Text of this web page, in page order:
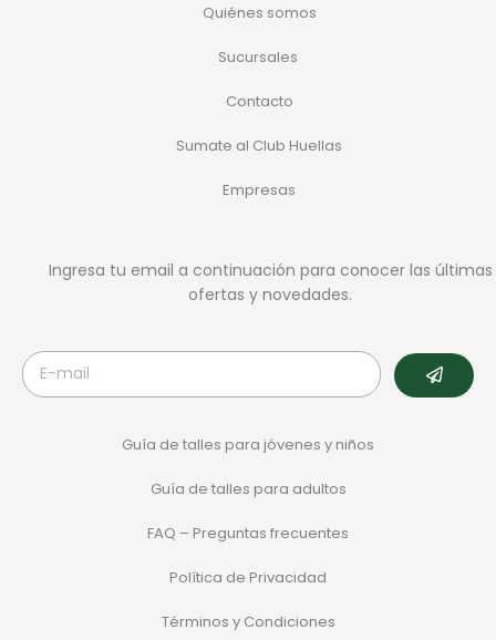
Quiénes somos
Sucursales
Contacto
Sumate al Club Huellas
Empresas
Ingresa tu email a continuación para conocer las últimas
ofertas y novedades.
Guía de talles para jóvenes y niños
Guía de talles para adultos
FAQ – Preguntas frecuentes
Política de Privacidad
Términos y Condiciones